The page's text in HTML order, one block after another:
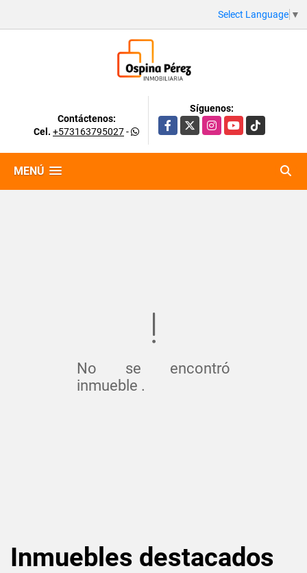
Select Language ▼
Contáctenos:
Cel. +573163795027-
Síguenos:
Facebook
X InstagramYouTubeTikTok
MENÚ
No se encontró
inmueble .
Inmuebles destacados